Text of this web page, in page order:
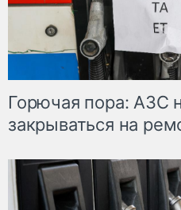
Горючая пора: АЗС
закрываться на